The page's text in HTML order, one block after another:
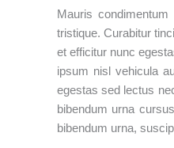
Mauris
tristique. Curabitur
et efficitur nunc
ipsum nisl vehicula
egestas sed lectus
bibendum urna
bibendum urna,